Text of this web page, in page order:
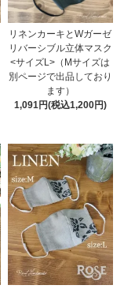
リネンカーキとWガーゼ
リバーシブル立体マスク
<サイズL>（Mサイズは
別ページで出品しており
ます）
1,091円(税込1,200円)